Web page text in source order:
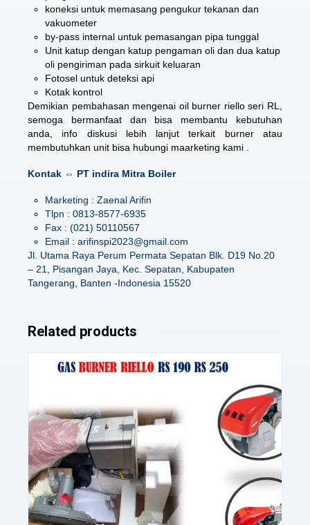
koneksi untuk memasang pengukur tekanan dan
vakuometer
by-pass internal untuk pemasangan pipa tunggal
Unit katup dengan katup pengaman oli dan dua katup
oli pengiriman pada sirkuit keluaran
Fotosel untuk deteksi api
Kotak kontrol
Demikian pembahasan mengenai oil burner riello seri RL
semoga bermanfaat dan bisa membantu kebutuhan
anda, info diskusi lebih lanjut terkait burner atau
membutuhkan unit bisa hubungi maarketing kami .
Kontak ⇔ PT indira Mitra Boiler
Marketing : Zaenal Arifin
Tlpn : 0813-8577-6935
Fax : (021) 50110567
Email : arifinspi2023@gmail.com
Jl. Utama Raya Perum Permata Sepatan Blk. D19 No.20
– 21, Pisangan Jaya, Kec. Sepatan, Kabupaten
Tangerang, Banten -Indonesia 15520
Related products
Details